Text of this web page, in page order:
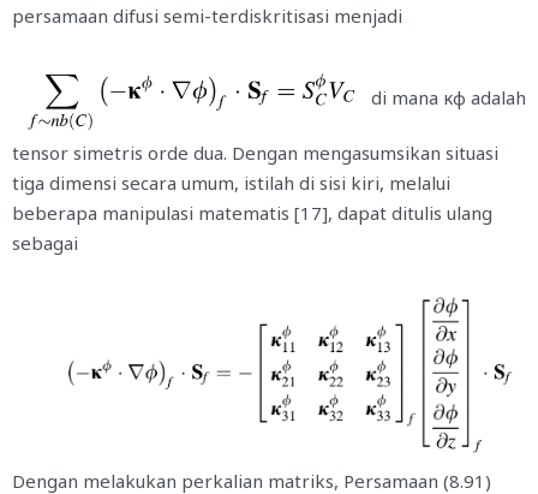
persamaan difusi semi-terdiskritisasi menjadi
di mana κφ adalah
tensor simetris orde dua. Dengan mengasumsikan situasi
tiga dimensi secara umum, istilah di sisi kiri, melalui
beberapa manipulasi matematis [17], dapat ditulis ulang
sebagai
Dengan melakukan perkalian matriks, Persamaan (8.91)